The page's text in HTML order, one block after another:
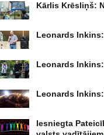
Kārlis Krēsliņš:
Leonards
Leonards
Leonards
Iesniegta